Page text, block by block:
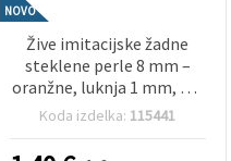
NOVO
Žive imitacijske žadne
steklene perle 8 mm –
oranžne, luknja 1 mm, niz
~100 kos – za izdelavo
kreativnih ročnih
Koda izdelka: 115441